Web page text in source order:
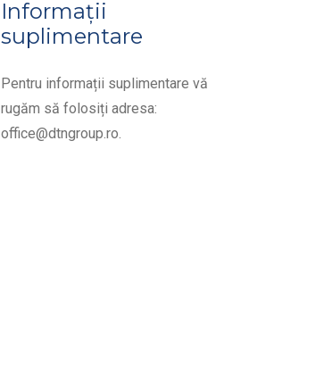
Informații
suplimentare
Pentru informații suplimentare vă
rugăm să folosiți adresa:
office@dtngroup.ro.